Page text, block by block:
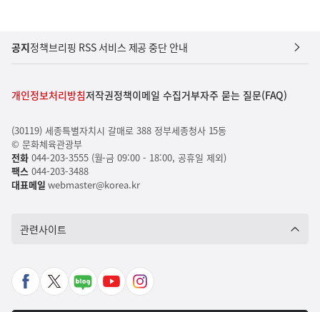
공지정책브리핑 RSS 서비스 제공 중단 안내
개인정보처리방침저작권정책이메일 수집거부자주 묻는 질문(FAQ)
(30119) 세종특별자치시 갈매로 388 정부세종청사 15동
© 문화체육관광부
전화044-203-3555 (월-금 09:00 - 18:00, 공휴일 제외)
팩스044-203-3488
대표메일 webmaster@korea.kr
관련사이트
페
X
네
유
인